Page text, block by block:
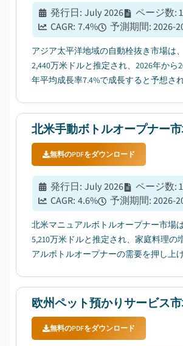
発行日: July 2026 ページ数:
CAGR: 7.4% 予測期間:2026-
アジア太平洋地域の自動栓抜き市場は
2,440万米ドルと推定され、2026年から
年平均成長率7.4%で成長すると予想さ
北米手動ボトルオープナー
無料のPDFをダウンロード
発行日: July 2026 ページ数:
CAGR: 4.6% 予測期間:2026-
北米マニュアルボトルオープナー市場
5,210万米ドルと推定され、家庭料理の
アルボトルオープナーの需要を押し上げ
欧州ペット預かりサービス
無料のPDFをダウンロード